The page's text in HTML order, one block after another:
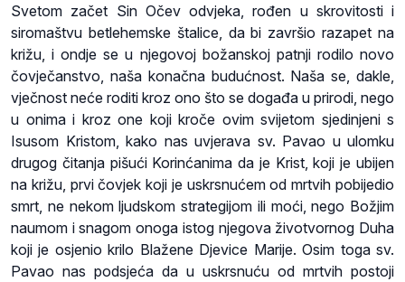
Svetom začet Sin Očev odvjeka, rođen u skrovitosti i
siromaštvu betlehemske štalice, da bi završio razapet na
križu, i ondje se u njegovoj božanskoj patnji rodilo novo
čovječanstvo, naša konačna budućnost. Naša se, dakle,
vječnost neće roditi kroz ono što se događa u prirodi, nego
u onima i kroz one koji kroče ovim svijetom sjedinjeni s
Isusom Kristom, kako nas uvjerava sv. Pavao u ulomku
drugog čitanja pišući Korinćanima da je Krist, koji je ubijen
na križu, prvi čovjek koji je uskrsnućem od mrtvih pobijedio
smrt, ne nekom ljudskom strategijom ili moći, nego Božjim
naumom i snagom onoga istog njegova životvornog Duha
koji je osjenio krilo Blažene Djevice Marije. Osim toga sv.
Pavao nas podsjeća da u uskrsnuću od mrtvih postoji